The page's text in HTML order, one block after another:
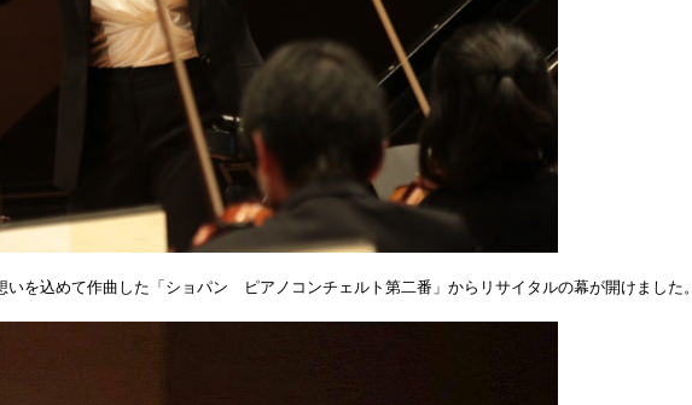
を込めて作曲した「ショパン ピアノコンチェルト第二番」からリサイタルの幕が開けました。